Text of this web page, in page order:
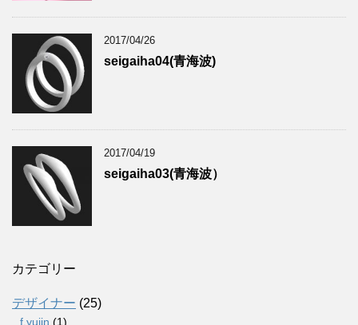
2017/04/26
seigaiha04(青海波)
2017/04/19
seigaiha03(青海波）
カテゴリー
デザイナー (25)
f.yujin (1)